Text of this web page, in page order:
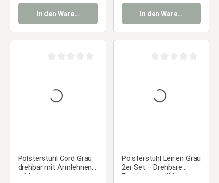
In den Warenkorb In den Warenkorb
Polsterstuhl Cord Grau
drehbar mit Armlehnen
– Moderner
Polsterstuhl Leinen Grau
2er Set – Drehbare
Esszimmerstühle mit